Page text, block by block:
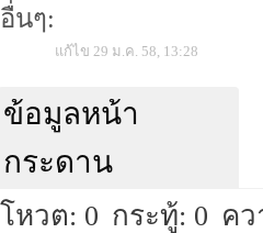
อื่นๆ:
แก้ไข 29 ม.ค. 58, 13:28
ข้อมูลหน้า
กระดาน
โหวต: 0 กระทู้: 0 ค